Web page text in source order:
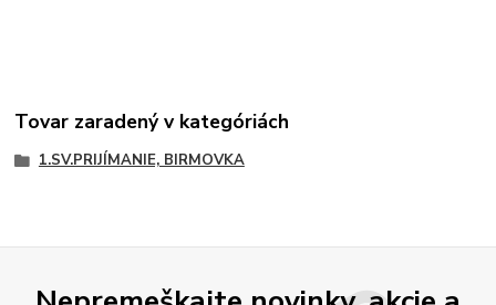
Tovar zaradený v kategóriách
1.SV.PRIJÍMANIE, BIRMOVKA